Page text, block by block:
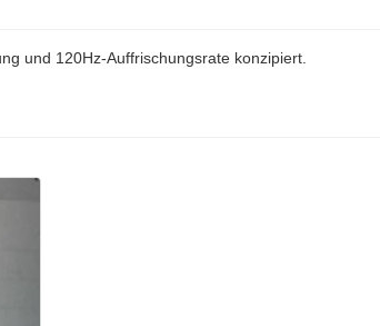
und 120Hz-Auffrischungsrate konzipiert.